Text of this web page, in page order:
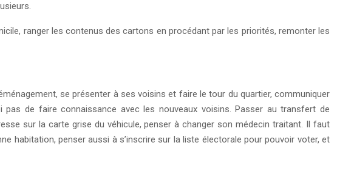
ranger les contenus des cartons en procédant par les priorités, remonter les
se présenter à ses voisins et faire le tour du quartier, communiquer
de faire connaissance avec les nouveaux voisins. Passer au transfert de
sur la carte grise du véhicule, penser à changer son médecin traitant. Il faut
habitation, penser aussi à s’inscrire sur la liste électorale pour pouvoir voter, et